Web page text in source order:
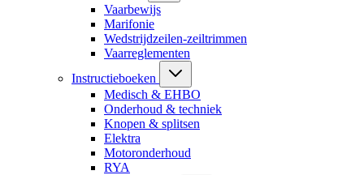
Vaarbewijs
Marifonie
Wedstrijdzeilen-zeiltrimmen
Vaarreglementen
Instructieboeken
Medisch & EHBO
Onderhoud & techniek
Knopen & splitsen
Elektra
Motoronderhoud
RYA